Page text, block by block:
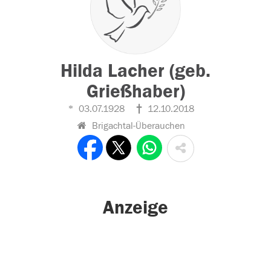
Hilda Lacher (geb.
Grießhaber)
03.07.1928
12.10.2018
Brigachtal-Überauchen
Anzeige